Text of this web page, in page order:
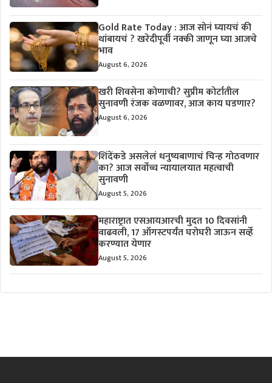
Gold Rate Today : आज सोनं घ्यायचं की
थांबायचं ? खरेदीपूर्वी नक्की जाणून घ्या आजचे
भाव
August 6, 2026
खरी शिवसेना कोणाची? सुप्रीम कोर्टातील
सुनावणी रंजक वळणावर, आज काय घडणार?
August 6, 2026
शिंदेंकडे असलेलं धनुष्यबाणाचं चिन्ह गोठवणार
का? आज सर्वोच्च न्यायालयात महत्वाची
सुनावणी
August 5, 2026
महाराष्ट्रात एसआयआरची मुदत 10 दिवसांनी
वाढवली, 17 ऑगस्टपर्यंत घरोघरी जाऊन सर्व्हे
करण्यात येणार
August 5, 2026